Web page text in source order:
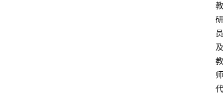
教
研
员
及
教
师
代